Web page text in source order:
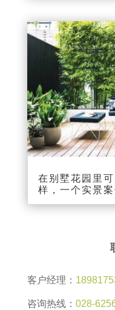
在别墅花园里
样，一个实景
客户经理：
咨询热线： 028-